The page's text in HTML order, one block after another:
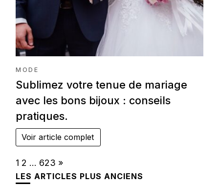
MODE
Sublimez votre tenue de mariage
avec les bons bijoux : conseils
pratiques.
Voir article complet
Page:
1 2 … 623 Next
»
LES ARTICLES PLUS ANCIENS